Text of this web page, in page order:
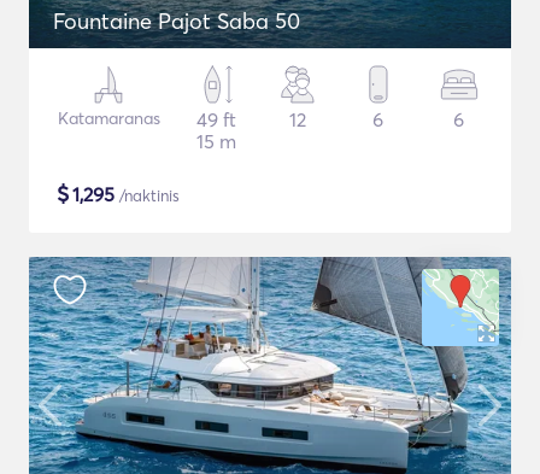
Fountaine Pajot Saba 50
Katamaranas
49 ft
15 m
12 6 6
$1,295 /naktinis